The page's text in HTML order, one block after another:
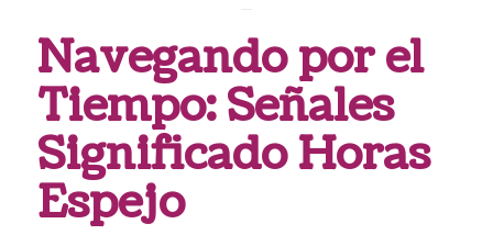
Navegando por el
Tiempo: Señales
Significado Horas
Espejo